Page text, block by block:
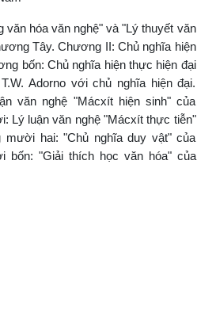
hóa văn nghệ" và "Lý thuyết văn
Tây. Chương II: Chủ nghĩa hiện
bốn: Chủ nghĩa hiện thực hiện đại
Adorno với chủ nghĩa hiện đại.
văn nghệ "Mácxít hiện sinh" của
Lý luận văn nghệ "Mácxít thực tiễn"
hai: "Chủ nghĩa duy vật" của
bốn: "Giải thích học văn hóa" của